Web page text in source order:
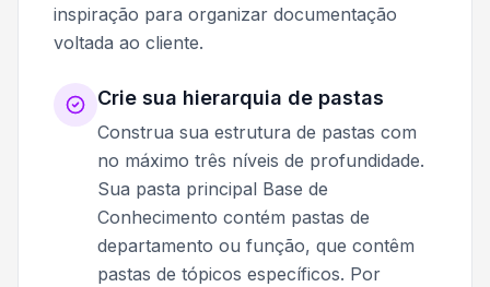
inspiração para organizar documentação
voltada ao cliente.
Crie sua hierarquia de pastas
Construa sua estrutura de pastas com
no máximo três níveis de profundidade.
Sua pasta principal Base de
Conhecimento contém pastas de
departamento ou função, que contêm
pastas de tópicos específicos. Por